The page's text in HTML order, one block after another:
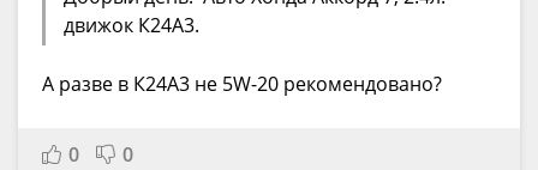
движок К24А3.
А разве в К24А3 не 5W-20 рекомендовано?
0 0